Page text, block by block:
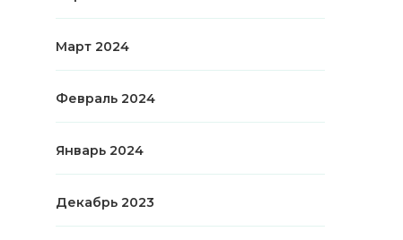
Март 2024
Февраль 2024
Январь 2024
Декабрь 2023